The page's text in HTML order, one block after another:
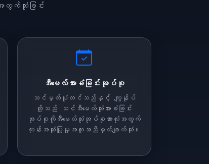
က်သုံးခြင်း
အီမေလ်အားခံခြင်းအုပ်စု
သင်မှတ်ပုံတင်သည်နှင့် ကျွန်ုပ်
တို့သည် သင်အီမေလ်သုံးအားခံခြင်း
အုပ်စုကိုအီမေလ်သုံးအုပ်စုအားလုံးအတွက်
ကုန်းအသုံးပြုမှုအကူအညီမှတ်ချက်သုံး။